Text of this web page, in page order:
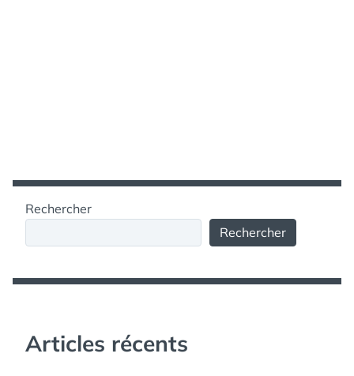
Rechercher
Rechercher
Articles récents